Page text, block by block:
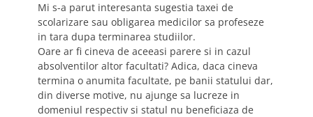
Mi s-a parut interesanta sugestia taxei de
scolarizare sau obligarea medicilor sa profeseze
in tara dupa terminarea studiilor.
Oare ar fi cineva de aceeasi parere si in cazul
absolventilor altor facultati? Adica, daca cineva
termina o anumita facultate, pe banii statului dar,
din diverse motive, nu ajunge sa lucreze in
domeniul respectiv si statul nu beneficiaza de